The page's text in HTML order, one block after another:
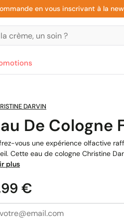
en vous inscrivant à la
DARVIN
De Cologne
vous une expérience olfactive
Cette eau de cologne Christine
plus
€